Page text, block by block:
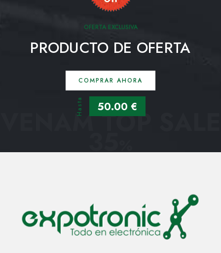
OFERTA EXCLUSIVA
PRODUCTO DE OFERTA
COMPRAR AHORA
Hasta 50.00 €
VENAM TOP SALE